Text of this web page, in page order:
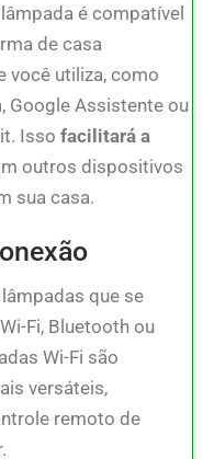
é compatível
de casa
você utiliza, como
Google Assistente ou
Issofacilitará a
outros dispositivos
sua casa.
que se
Fi, Bluetooth ou
Wi-Fi são
versáteis,
remoto de